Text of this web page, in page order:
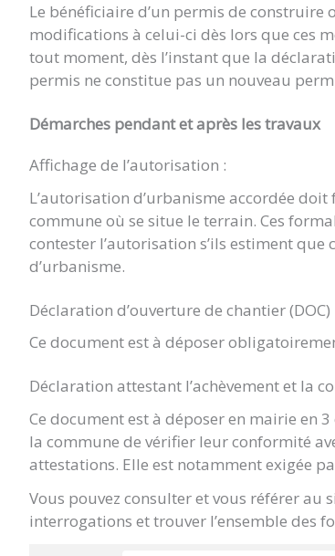
Le bénéficiaire d’un permis de construire
modifications à celui-ci dès lors que ces
tout moment, dès l’instant que la
permis ne constitue pas un nouveau
Démarches pendant et après les travaux
Affichage de l’autorisation :
L’autorisation d’urbanisme accordée
commune où se situe le terrain. Ces
contester l’autorisation s’ils estiment
d’urbanisme.
Déclaration d’ouverture de chantier (DOC)
Ce document est à déposer
Déclaration attestant l’achèvement et la
Ce document est à déposer en mairie en
la commune de vérifier leur conformité
attestations. Elle est notamment exigée
Vous pouvez consulter et vous référer au
interrogations et trouver l’ensemble des